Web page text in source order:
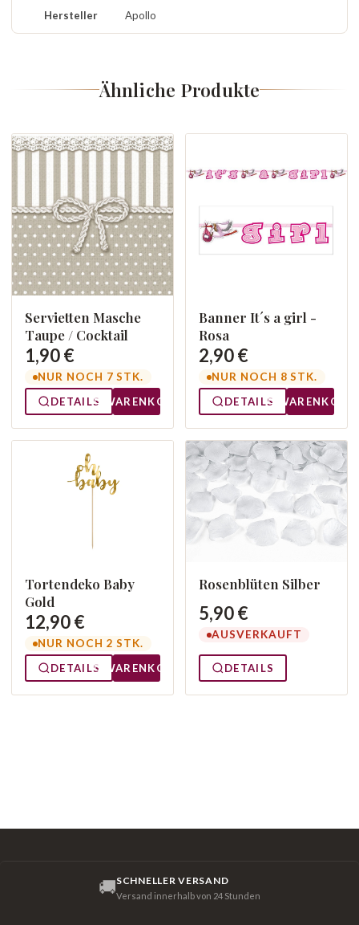
Hersteller Apollo
Ähnliche Produkte
Servietten Masche
Taupe / Cocktail
1,90 €
NUR NOCH 7 STK.
DETAILS
WARENKORB
Banner It´s a girl -
Rosa
2,90 €
NUR NOCH 8 STK.
DETAILS
WARENKORB
Tortendeko Baby
Gold
12,90 €
NUR NOCH 2 STK.
DETAILS
WARENKORB
Rosenblüten Silber
5,90 €
AUSVERKAUFT
DETAILS
🚚SCHNELLER VERSAND
Versand innerhalb von 24 Stunden